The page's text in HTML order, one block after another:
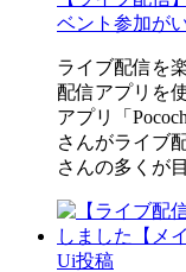
ベント参加が
ライブ配信を
配信アプリを
アプリ「
さんがライブ
さんの多くが
Ui投稿